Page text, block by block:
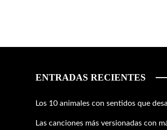
ENTRADAS RECIENTES
Los 10 animales con sentidos que
Las canciones más versionadas con